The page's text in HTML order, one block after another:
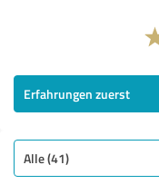
Erfahrungen zuerst
Alle (41)